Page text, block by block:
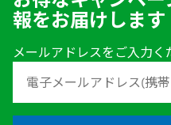
報をお届けします
メールアドレスをご入力く